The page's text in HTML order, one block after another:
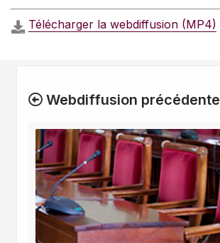
Télécharger la webdiffusion (MP4)
Webdiffusion précédente